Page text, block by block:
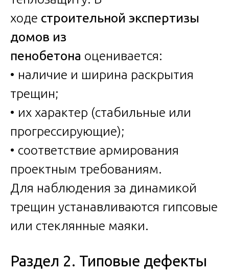
ходе строительной экспертизы
домов из
пенобетона оценивается:
• наличие и ширина раскрытия
трещин;
• их характер (стабильные или
прогрессирующие);
• соответствие армирования
проектным требованиям.
Для наблюдения за динамикой
трещин устанавливаются гипсовые
или стеклянные маяки.
Раздел 2. Типовые дефекты